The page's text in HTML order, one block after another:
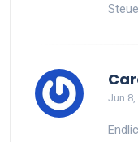
Jun 8,